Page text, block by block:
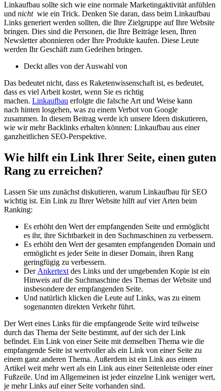
Linkaufbau sollte sich wie eine normale Marketingaktivität anfühlen
und nichtwie ein Trick. Denken Sie daran, dass beim Linkaufbau
Links generiert werden sollten, die Ihre Zielgruppe auf Ihre Website
bringen. Dies sind die Personen, die Ihre Beiträge lesen, Ihren
Newsletter abonnieren oder Ihre Produkte kaufen. Diese Leute
werden Ihr Geschäft zum Gedeihen bringen.
Deckt alles von der Auswahl von
Das bedeutet nicht, dass es Raketenwissenschaft ist, es bedeutet,
dass es viel Arbeit kostet, wenn Sie es richtig
machen. Linkaufbau erfolgte die falsche Art und Weise kann
nach hinten losgehen, was zu einem Verbot von Google
zusammen. In diesem Beitrag werde ich unsere Ideen diskutieren,
wie wir mehr Backlinks erhalten können: Linkaufbau aus einer
ganzheitlichen SEO-Perspektive.
Wie hilft ein Link Ihrer Seite, einen guten
Rang zu erreichen?
Lassen Sie uns zunächst diskutieren, warum Linkaufbau für SEO
wichtig ist. Ein Link zu Ihrer Website hilft auf vier Arten beim
Ranking:
Es erhöht den Wert der empfangenden Seite und ermöglicht
es ihr, ihre Sichtbarkeit in den Suchmaschinen zu verbessern.
Es erhöht den Wert der gesamten empfangenden Domain und
ermöglicht es jeder Seite in dieser Domain, ihren Rang
geringfügig zu verbessern.
Der Ankertext des Links und der umgebenden Kopie ist ein
Hinweis auf die Suchmaschine des Themas der Website und
insbesondere der empfangenden Seite.
Und natürlich klicken die Leute auf Links, was zu einem
sogenannten direkten Verkehr führt.
Der Wert eines Links für die empfangende Seite wird teilweise
durch das Thema der Seite bestimmt, auf der sich der Link
befindet. Ein Link von einer Seite mit demselben Thema wie die
empfangende Seite ist wertvoller als ein Link von einer Seite zu
einem ganz anderen Thema. Außerdem ist ein Link aus einem
Artikel weit mehr wert als ein Link aus einer Seitenleiste oder einer
Fußzeile. Und im Allgemeinen ist jeder einzelne Link weniger wert,
je mehr Links auf einer Seite vorhanden sind.